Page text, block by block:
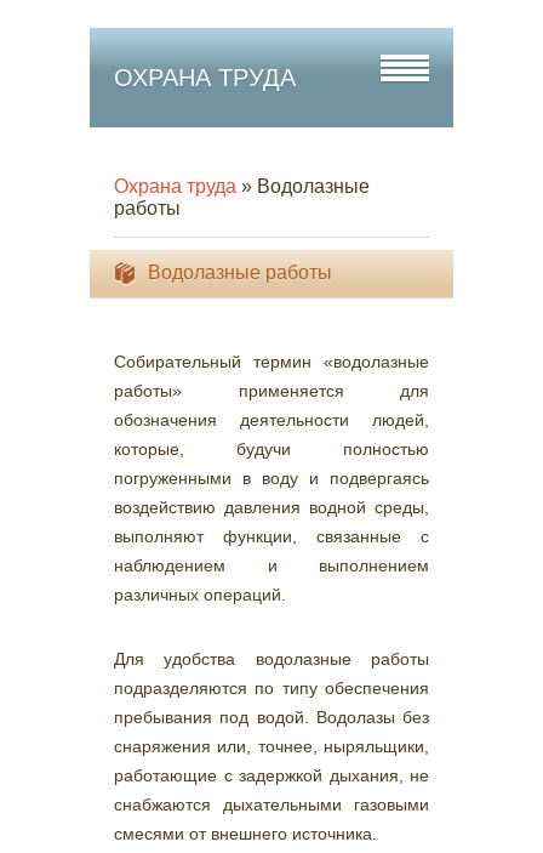
ОХРАНА ТРУДА
Охрана труда » Водолазные
работы
Водолазные работы
Собирательный термин «водолазные
работы» применяется для
обозначения деятельности людей,
которые, будучи полностью
погруженными в воду и подвергаясь
воздействию давления водной среды,
выполняют функции, связанные с
наблюдением и выполнением
различных операций.
Для удобства водолазные работы
подразделяются по типу обеспечения
пребывания под водой. Водолазы без
снаряжения или, точнее, ныряльщики,
работающие с задержкой дыхания, не
снабжаются дыхательными газовыми
смесями от внешнего источника.